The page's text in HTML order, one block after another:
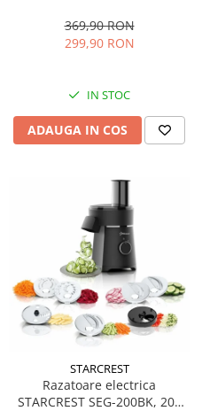
Accesorii, 10 Viteze + Pulse,
Negru
369,90 RON
299,90 RON
IN STOC
ADAUGA IN COS
STARCREST
Razatoare electrica
STARCREST SEG-200BK, 200